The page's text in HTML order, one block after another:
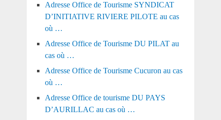
Adresse Office de Tourisme SYNDICAT
D’INITIATIVE RIVIERE PILOTE au cas
où …
Adresse Office de Tourisme DU PILAT au
cas où …
Adresse Office de Tourisme Cucuron au cas
où …
Adresse Office de tourisme DU PAYS
D’AURILLAC au cas où …